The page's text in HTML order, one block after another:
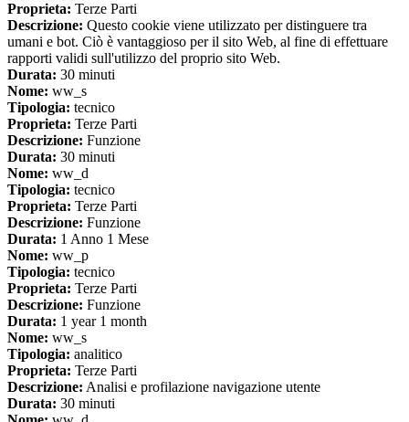
Proprieta: Terze Parti
Descrizione: Questo cookie viene utilizzato per distinguere tra
umani e bot. Ciò è vantaggioso per il sito Web, al fine di effettuare
rapporti validi sull'utilizzo del proprio sito Web.
Durata: 30 minuti
Nome: ww_s
Tipologia: tecnico
Proprieta: Terze Parti
Descrizione: Funzione
Durata: 30 minuti
Nome: ww_d
Tipologia: tecnico
Proprieta: Terze Parti
Descrizione: Funzione
Durata: 1 Anno 1 Mese
Nome: ww_p
Tipologia: tecnico
Proprieta: Terze Parti
Descrizione: Funzione
Durata: 1 year 1 month
Nome: ww_s
Tipologia: analitico
Proprieta: Terze Parti
Descrizione: Analisi e profilazione navigazione utente
Durata: 30 minuti